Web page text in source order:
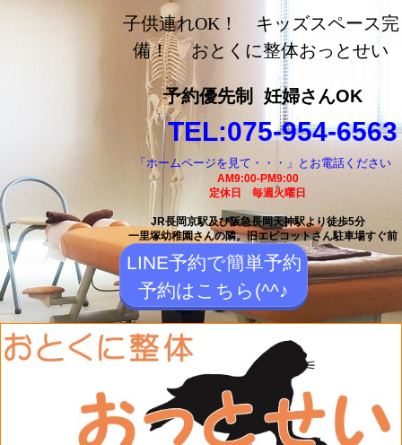
長岡京市の整体【おとく
に整体おっとせい】長岡
京駅と長岡天神駅から徒
歩5分の整体院
子供連れOK！ キッズスペース完
備！ おとくに整体おっとせい
予約優先制 妊婦さんOK
TEL:075-954-6563
「ホームページを見て・・・」とお電話ください
AM9:00-PM9:00
定休日 毎週火曜日
JR長岡京駅及び阪急長岡天神駅より徒歩5分
一里塚幼稚園さんの隣。旧エピコットさん駐車場すぐ前
LINE予約で簡単予約
予約はこちら(^^♪